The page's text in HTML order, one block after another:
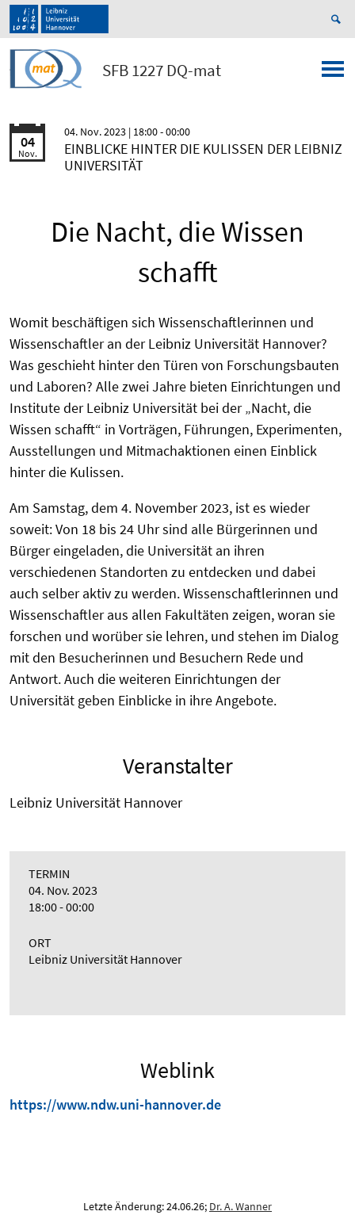
SFB 1227 DQ-mat
04
Nov.
04. Nov. 2023 | 18:00 - 00:00
EINBLICKE HINTER DIE KULISSEN DER LEIBNIZ
UNIVERSITÄT
Die Nacht, die Wissen
schafft
Womit beschäftigen sich Wissenschaftlerinnen und
Wissenschaftler an der Leibniz Universität Hannover?
Was geschieht hinter den Türen von Forschungsbauten
und Laboren? Alle zwei Jahre bieten Einrichtungen und
Institute der Leibniz Universität bei der „Nacht, die
Wissen schafft“ in Vorträgen, Führungen, Experimenten,
Ausstellungen und Mitmachaktionen einen Einblick
hinter die Kulissen.
Am Samstag, dem 4. November 2023, ist es wieder
soweit: Von 18 bis 24 Uhr sind alle Bürgerinnen und
Bürger eingeladen, die Universität an ihren
verschiedenen Standorten zu entdecken und dabei
auch selber aktiv zu werden. Wissenschaftlerinnen und
Wissenschaftler aus allen Fakultäten zeigen, woran sie
forschen und worüber sie lehren, und stehen im Dialog
mit den Besucherinnen und Besuchern Rede und
Antwort. Auch die weiteren Einrichtungen der
Universität geben Einblicke in ihre Angebote.
Veranstalter
Leibniz Universität Hannover
TERMIN
04. Nov. 2023
18:00 - 00:00
ORT
Leibniz Universität Hannover
Weblink
https://www.ndw.uni-hannover.de
Letzte Änderung: 24.06.26; Dr. A. Wanner